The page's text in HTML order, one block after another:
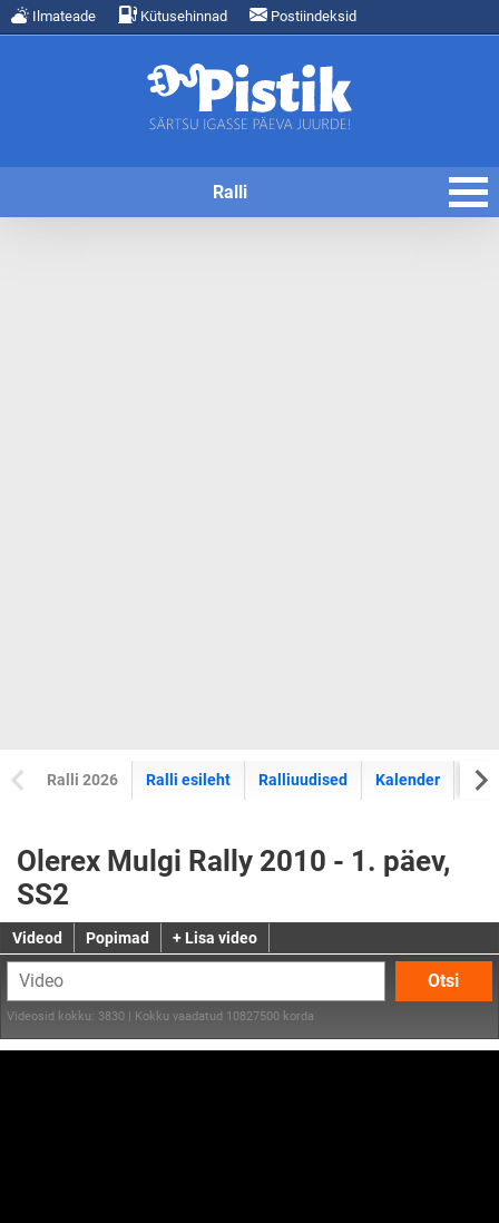
Ilmateade Kütusehinnad Postiindeksid
Ralli
Ralli 2026 Ralli esileht Ralliuudised Kalender
Olerex Mulgi Rally 2010 - 1. päev,
SS2
Videod Popimad + Lisa video
Otsi
Videosid kokku: 3830 | Kokku vaadatud 10827500 korda